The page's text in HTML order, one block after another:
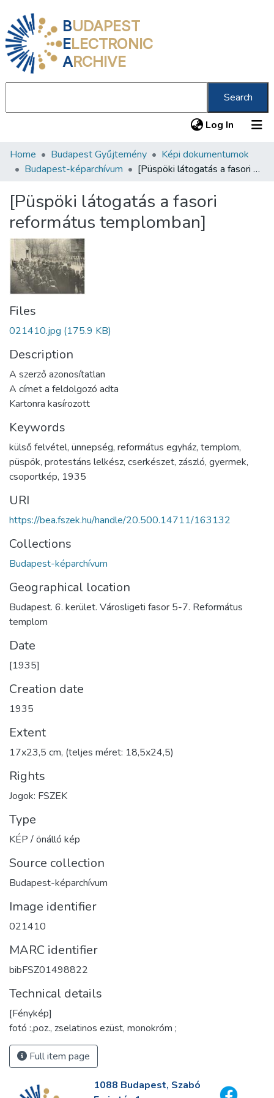
BUDAPEST
ELECTRONIC
ARCHIVE
Search
Log In (current)
Communities & Collections
Statistics
About us
Home Budapest Gyűjtemény
Képi dokumentumok
Budapest-képarchívum
[Püspöki látogatás a fasori református templomban]
[Püspöki látogatás a fasori
református templomban]
Files
021410.jpg (175.9 KB)
Description
A szerző azonosítatlan
A címet a feldolgozó adta
Kartonra kasírozott
Keywords
külső felvétel, ünnepség, református egyház, templom,
püspök, protestáns lelkész, cserkészet, zászló, gyermek,
csoportkép, 1935
URI
https://bea.fszek.hu/handle/20.500.14711/163132
Collections
Budapest-képarchívum
Geographical location
Budapest. 6. kerület. Városligeti fasor 5-7. Református
templom
Date
[1935]
Creation date
1935
Extent
17x23,5 cm, (teljes méret: 18,5x24,5)
Rights
Jogok: FSZEK
Type
KÉP / önálló kép
Source collection
Budapest-képarchívum
Image identifier
021410
MARC identifier
bibFSZ01498822
Technical details
[Fénykép]
fotó :,poz., zselatinos ezüst, monokróm ;
Full item page
1088 Budapest, Szabó